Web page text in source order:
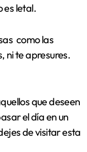
es letal.
como las
ni te apresures.
que deseen
el día en un
de visitar esta